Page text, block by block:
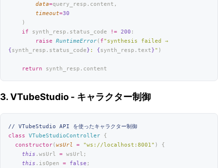
        data
=query_resp.content,
        timeout
=30
    )
    if
synth_resp.status_code != 200 :
        raise
RuntimeError( f
{synth_resp.status_code} : {synth_resp.text}" )
    return
synth_resp.content
3. VTubeStudio - キャラクター制御
// VTubeStudio API を使ったキャラクター制御
class VTubeStudioController {
  constructor
(wsUrl = "ws://localhost:8001" ) {
    this
.wsUrl = wsUrl;
    this
.isOpen = false ;